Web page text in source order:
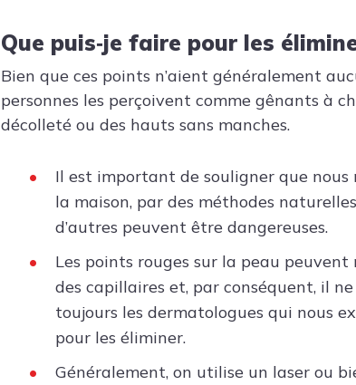
Que puis‑je faire pour les
Bien que ces points n’aient généralement
personnes les perçoivent comme gênants à
décolleté ou des hauts sans manches.
Il est important de souligner que nous
la maison, par des méthodes
d’autres peuvent être dangereuses.
Les points rouges sur la peau
des capillaires et, par conséquent, il
toujours les dermatologues qui nous
pour les éliminer.
Généralement, on utilise un laser ou